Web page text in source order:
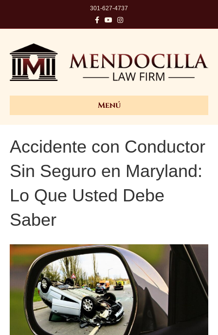
301-627-4737
FacebookYoutubeInstagram
Menú
Accidente con Conductor
Sin Seguro en Maryland:
Lo Que Usted Debe
Saber